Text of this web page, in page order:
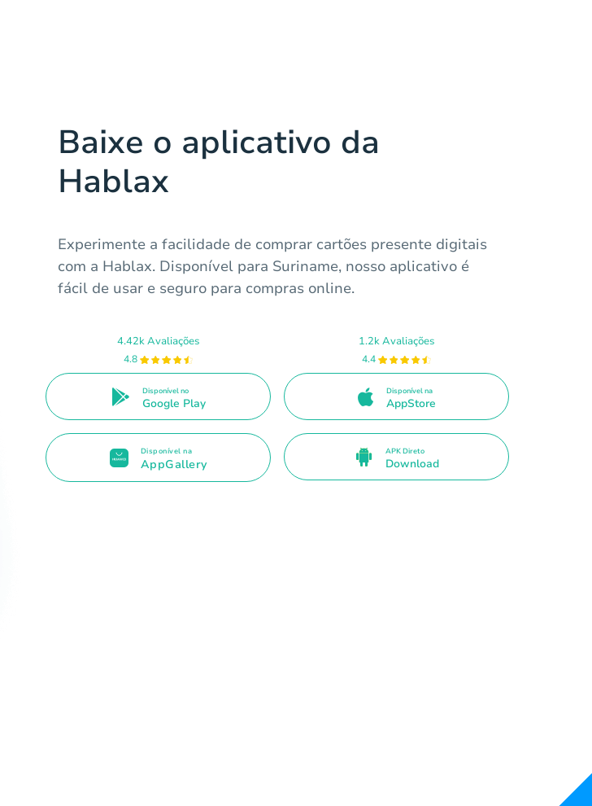
Baixe o aplicativo da
Hablax
Experimente a facilidade de comprar cartões presente digitais
com a Hablax. Disponível para Suriname, nosso aplicativo é
fácil de usar e seguro para compras online.
4.42k Avaliações
4.8
Disponível no
Google Play
1.2k Avaliações
4.4
Disponível na
AppStore
Disponível na
AppGallery
APK Direto
Download